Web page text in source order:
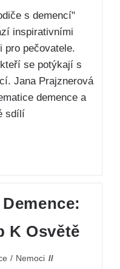
s demencí"
inspirativními
pro pečovatele.
se potýkají s
Jana Prajznerová
demence a
sdílí
K Osvětě
/ Nemoci